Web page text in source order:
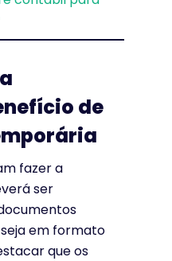
de
fazer a
ser
em formato
que os